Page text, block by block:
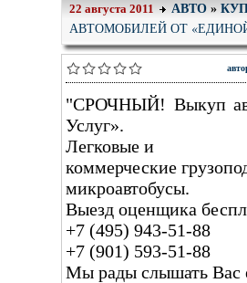
22 августа 2011 АВТО »
АВТОМОБИЛЕЙ ОТ
"СРОЧНЫЙ! Выкуп
Услуг».
Легковые и
коммерческие
микроавтобусы.
Выезд оценщика
+7 (495) 943-51-88
+7 (901) 593-51-88
Мы рады слышать Вас